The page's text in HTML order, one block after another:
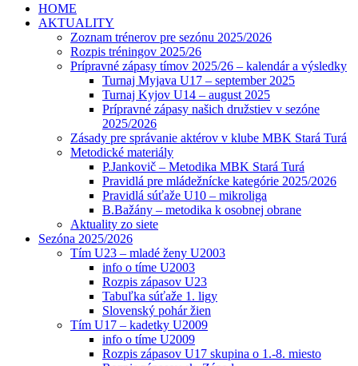
HOME
AKTUALITY
Zoznam trénerov pre sezónu 2025/2026
Rozpis tréningov 2025/26
Prípravné zápasy tímov 2025/26 – kalendár a výsledky
Turnaj Myjava U17 – september 2025
Turnaj Kyjov U14 – august 2025
Prípravné zápasy našich družstiev v sezóne
2025/2026
Zásady pre správanie aktérov v klube MBK Stará Turá
Metodické materiály
P.Jankovič – Metodika MBK Stará Turá
Pravidlá pre mládežnícke kategórie 2025/2026
Pravidlá súťaže U10 – mikroliga
B.Bažány – metodika k osobnej obrane
Aktuality zo siete
Sezóna 2025/2026
Tím U23 – mladé ženy U2003
info o tíme U2003
Rozpis zápasov U23
Tabuľka súťaže 1. ligy
Slovenský pohár žien
Tím U17 – kadetky U2009
info o tíme U2009
Rozpis zápasov U17 skupina o 1.-8. miesto